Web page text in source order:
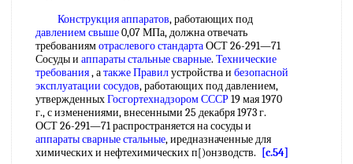
Конструкция аппаратов, работающих под
давлением свыше0,07 МПа, должна отвечать
требованиямотраслевого стандартаОСТ 26-291—71
Сосуды и аппараты стальные сварные. Технические
требования, атакже Правилустройства и безопасной
эксплуатации сосудов, работающих под давлением,
утвержденныхГосгортехнадзором СССР19 мая 1970
г., с изменениями, внесенными 25 декабря 1973 г.
ОСТ 26-291—71 распространяется на сосуды и
аппараты сварные стальные, иредназначенные для
химических и нефтехимических п[)онзводств.
[c.54]